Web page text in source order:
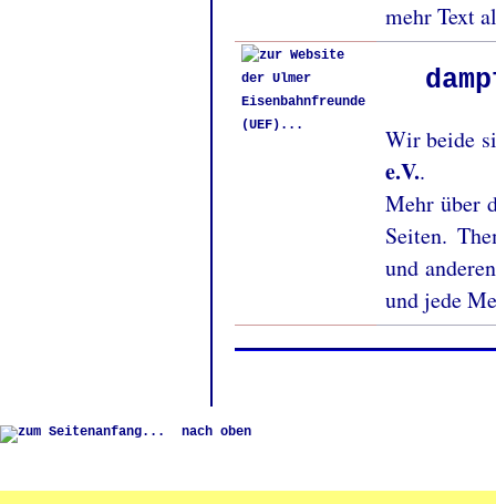
mehr Text
Wir beide
e.V..
Mehr über
Seiten.
und
und jede
nach oben